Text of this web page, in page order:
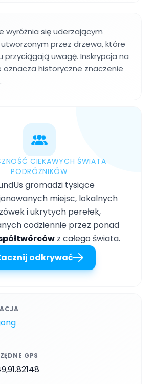
wyróżnia się uderzającym
utworzonym przez drzewa, które
przyciągają uwagę. Inskrypcja na
oznacza historyczne znaczenie
CIEKAWYCH ŚWIATA
PODRÓŻNIKÓW
gromadzi tysiące
miejsc, lokalnych
i ukrytych perełek,
codziennie przez ponad
z całego świata.
odkrywać
GPS